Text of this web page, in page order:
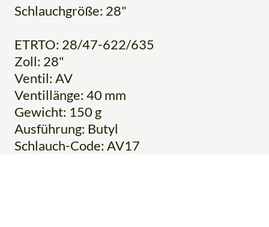
Schlauchgröße: 28"
ETRTO: 28/47-622/635
Zoll: 28"
Ventil: AV
Ventillänge: 40 mm
Gewicht: 150 g
Ausführung: Butyl
Schlauch-Code: AV17